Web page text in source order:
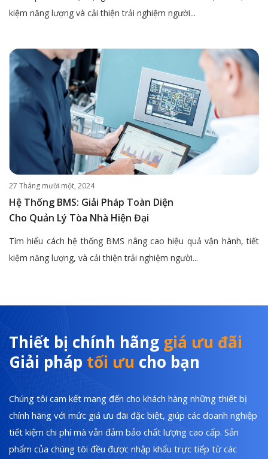
kiệm năng lượng và cải thiện trải nghiệm người...
27 Tháng mười một, 2024
Hệ Thống BMS: Giải Pháp Toàn Diện
Cho Quản Lý Tòa Nhà Hiện Đại
Tìm hiểu cách hệ thống BMS nâng cao hiệu quả vận hành, tiết
kiệm năng lượng, và cải thiện trải nghiệm người...
Thiết bị chính hãng giá ưu đãi
Giải pháp tối ưu cho bạn
Chúng tôi cam kết mang đến cho khách hàng những thiết bị
chính hãng với mức giá ưu đãi đặc biệt, giúp các doanh nghiệp
tiết kiệm chi phí mà vẫn đảm bảo chất lượng cao cấp. Sản
phẩm của chúng tôi đều được nhập khẩu trực tiếp từ các